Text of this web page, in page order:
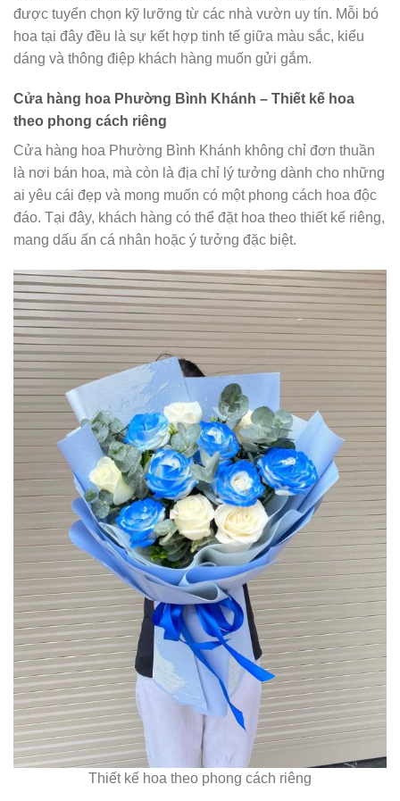
được tuyển chọn kỹ lưỡng từ các nhà vườn uy tín. Mỗi bó
hoa tại đây đều là sự kết hợp tinh tế giữa màu sắc, kiểu
dáng và thông điệp khách hàng muốn gửi gắm.
Cửa hàng hoa Phường Bình Khánh – Thiết kế hoa
theo phong cách riêng
Cửa hàng hoa Phường Bình Khánh không chỉ đơn thuần
là nơi bán hoa, mà còn là địa chỉ lý tưởng dành cho những
ai yêu cái đẹp và mong muốn có một phong cách hoa độc
đáo. Tại đây, khách hàng có thể đặt hoa theo thiết kế riêng,
mang dấu ấn cá nhân hoặc ý tưởng đặc biệt.
Thiết kế hoa theo phong cách riêng